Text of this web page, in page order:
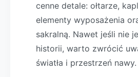
cenne detale: ołtarze,
elementy wyposażenia
sakralną. Nawet jeśli nie
historii, warto zwrócić
światła i przestrzeń nawy.